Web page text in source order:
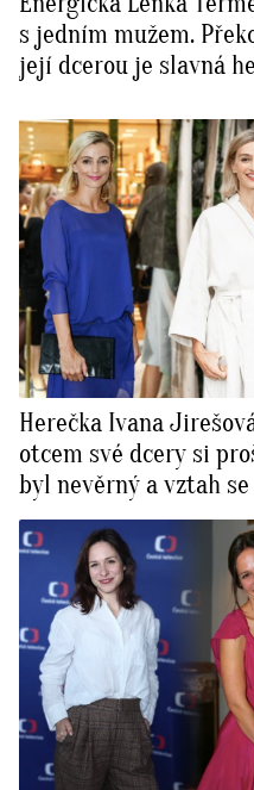
s jedním mužem.
její dcerou je slavná
Herečka Ivana
otcem své dcery si
byl nevěrný a vztah